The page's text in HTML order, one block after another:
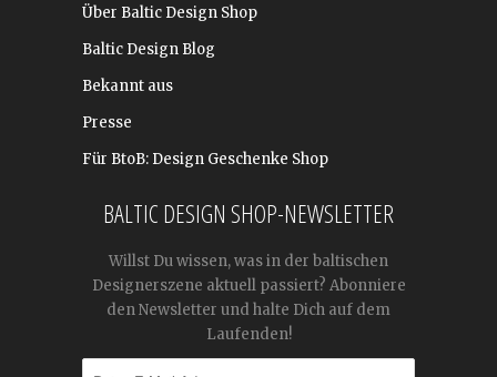
Über Baltic Design Shop
Baltic Design Blog
Bekannt aus
Presse
Für BtoB: Design Geschenke Shop
BALTIC DESIGN SHOP-NEWSLETTER
Willst Du wissen, was in der baltischen
Designerszene aktuell passiert? Abonniere
den Newsletter und halte Dich auf dem
Laufenden!